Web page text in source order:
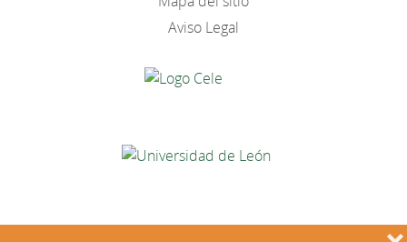
Aviso Legal